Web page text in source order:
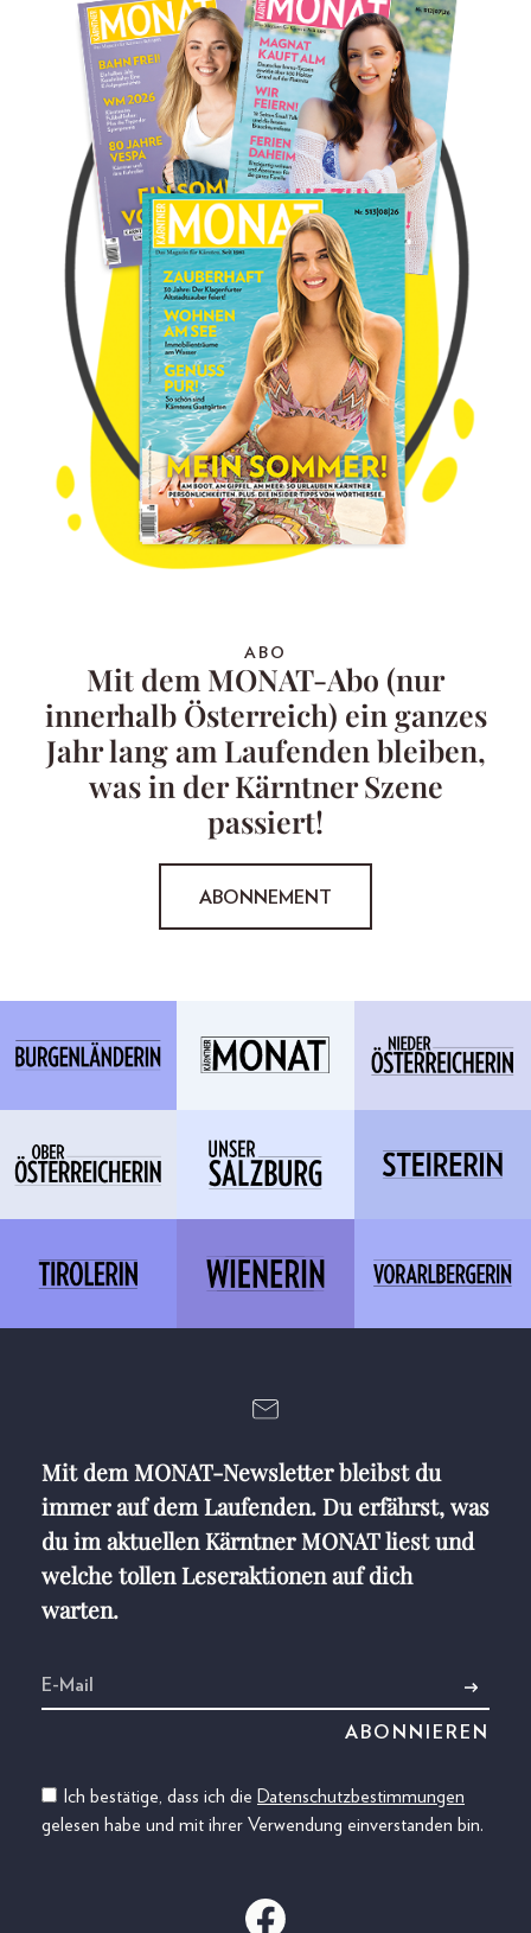
ABO
Mit dem MONAT-Abo (nur
innerhalb Österreich) ein ganzes
Jahr lang am Laufenden bleiben,
was in der Kärntner Szene
passiert!
ABONNEMENT
Mit dem MONAT-Newsletter bleibst du
immer auf dem Laufenden. Du erfährst, was
du im aktuellen Kärntner MONAT liest und
welche tollen Leseraktionen auf dich
warten.
Ich bestätige, dass ich die Datenschutzbestimmungen
gelesen habe und mit ihrer Verwendung einverstanden bin.